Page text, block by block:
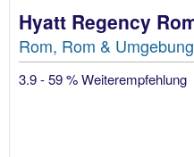
Hyatt Regency
Rom, Rom &
3.9 - 59 % Weiterempfehlung